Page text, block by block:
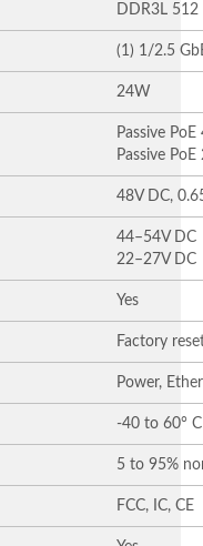
DDR3L 512
(1) 1/2.5
24W
Passive
Passive
48V DC,
44–54V DC
22–27V DC
Yes
Factory
Power,
-40 to 60°
5 to 95%
FCC, IC, CE